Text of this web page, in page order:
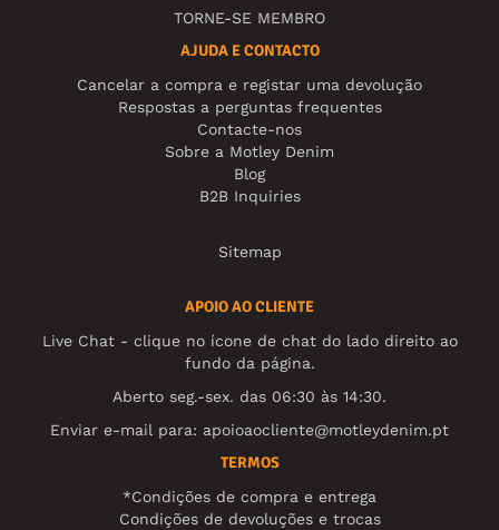
TORNE-SE MEMBRO
AJUDA E CONTACTO
Cancelar a compra e registar uma devolução
Respostas a perguntas frequentes
Contacte-nos
Sobre a Motley Denim
Blog
B2B Inquiries
Sitemap
APOIO AO CLIENTE
Live Chat - clique no ícone de chat do lado direito ao
fundo da página.
Aberto seg.-sex. das 06:30 às 14:30.
Enviar e-mail para: apoioaocliente@motleydenim.pt
TERMOS
*Condições de compra e entrega
Condições de devoluções e trocas